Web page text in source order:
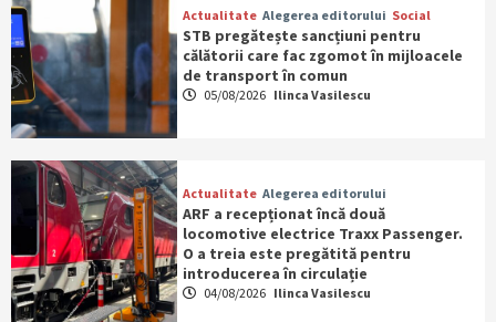
Actualitate Alegerea editorului Social
STB pregătește sancțiuni pentru
călătorii care fac zgomot în mijloacele
de transport în comun
05/08/2026 Ilinca Vasilescu
Actualitate Alegerea editorului
ARF a recepționat încă două
locomotive electrice Traxx Passenger.
O a treia este pregătită pentru
introducerea în circulație
04/08/2026 Ilinca Vasilescu